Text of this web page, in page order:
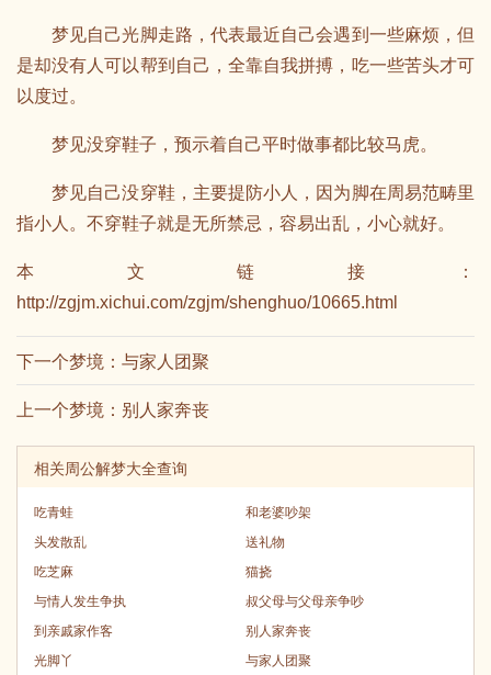
梦见自己光脚走路，代表最近自己会遇到一些麻烦，但
是却没有人可以帮到自己，全靠自我拼搏，吃一些苦头才可
以度过。
梦见没穿鞋子，预示着自己平时做事都比较马虎。
梦见自己没穿鞋，主要提防小人，因为脚在周易范畴里
指小人。不穿鞋子就是无所禁忌，容易出乱，小心就好。
本文链接：
http://zgjm.xichui.com/zgjm/shenghuo/10665.html
下一个梦境： 与家人团聚
上一个梦境： 别人家奔丧
相关周公解梦大全查询
吃青蛙
和老婆吵架
头发散乱
送礼物
吃芝麻
猫挠
与情人发生争执
叔父母与父母亲争吵
到亲戚家作客
别人家奔丧
光脚丫
与家人团聚